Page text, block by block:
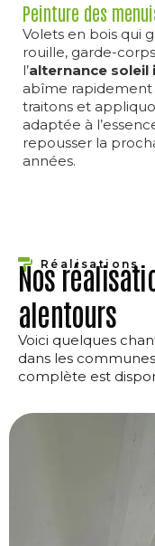
Peinture des
Volets en bois qui
rouille, garde-
l’alternance soleil
abîme rapidement
traitons et
adaptée à
repousser la
années.
Réalisations
Nos
alentours
Voici quelques
dans les
complète est